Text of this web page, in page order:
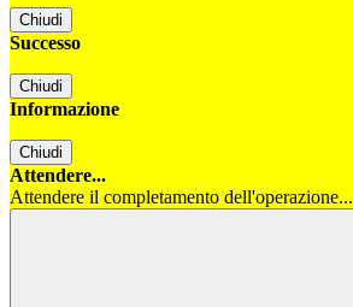
Chiudi
Successo
Chiudi
Informazione
Chiudi
Attendere...
Attendere il completamento dell'operazione...